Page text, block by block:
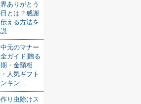
ありがとう
とは？感謝
える方法を
元のマナー
ガイド|贈る
・金額相
人気ギフト
キン...
り虫除けス